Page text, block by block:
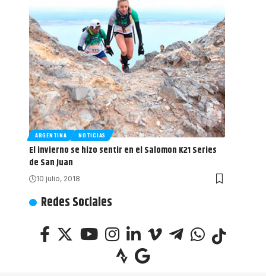
ARGENTINA NOTICIAS
El invierno se hizo sentir en el Salomon K21 Series
de San Juan
10 julio, 2018
Redes Sociales